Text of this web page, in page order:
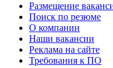
Размещение
Поиск по резюме
О компании
Наши вакансии
Реклама на сайте
Требования к ПО